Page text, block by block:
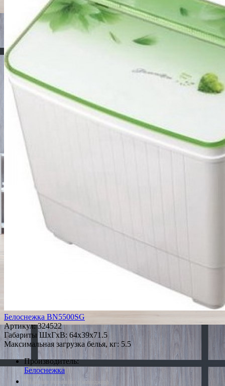
Белоснежка ВN5500SG
Артикул:324522
Габариты ШxГxВ: 64x39x71.5
Максимальная загрузка белья, кг: 5.5
Производитель:
Белоснежка
*Наличие уточняйте у менеджера